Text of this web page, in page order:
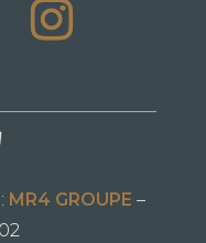
MR4 GROUPE –